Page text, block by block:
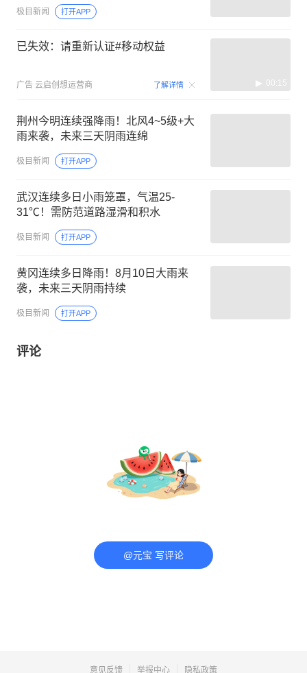
极目新闻 打开APP
已失效：请重新认证#移动权益
广告 云启创想运营商 了解详情 00:15
荆州今明连续强降雨！北风4~5级+大
雨来袭，未来三天阴雨连绵
极目新闻 打开APP
武汉连续多日小雨笼罩，气温25-
31℃！需防范道路湿滑和积水
极目新闻 打开APP
黄冈连续多日降雨！8月10日大雨来
袭，未来三天阴雨持续
极目新闻 打开APP
评论
@元宝 写评论
意见反馈 举报中心 隐私政策